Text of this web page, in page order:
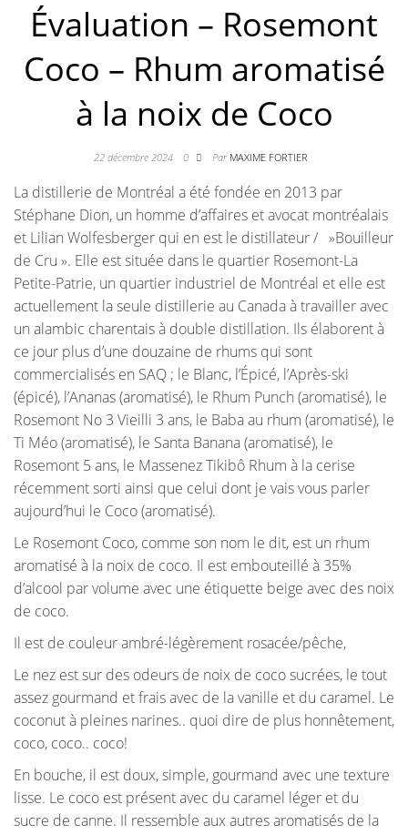
Évaluation – Rosemont
Coco – Rhum aromatisé
à la noix de Coco
22 décembre 2024 0 Par MAXIME FORTIER
La distillerie de Montréal a été fondée en 2013 par
Stéphane Dion, un homme d’affaires et avocat montréalais
et Lilian Wolfesberger qui en est le distillateur / »Bouilleur
de Cru ». Elle est située dans le quartier Rosemont-La
Petite-Patrie, un quartier industriel de Montréal et elle est
actuellement la seule distillerie au Canada à travailler avec
un alambic charentais à double distillation. Ils élaborent à
ce jour plus d’une douzaine de rhums qui sont
commercialisés en SAQ ; le Blanc, l’Épicé, l’Après-ski
(épicé), l’Ananas (aromatisé), le Rhum Punch (aromatisé), le
Rosemont No 3 Vieilli 3 ans, le Baba au rhum (aromatisé), le
Ti Méo (aromatisé), le Santa Banana (aromatisé), le
Rosemont 5 ans, le Massenez Tikibô Rhum à la cerise
récemment sorti ainsi que celui dont je vais vous parler
aujourd’hui le Coco (aromatisé).
Le Rosemont Coco, comme son nom le dit, est un rhum
aromatisé à la noix de coco. Il est embouteillé à 35%
d’alcool par volume avec une étiquette beige avec des noix
de coco.
Il est de couleur ambré-légèrement rosacée/pêche,
Le nez est sur des odeurs de noix de coco sucrées, le tout
assez gourmand et frais avec de la vanille et du caramel. Le
coconut à pleines narines.. quoi dire de plus honnêtement,
coco, coco.. coco!
En bouche, il est doux, simple, gourmand avec une texture
lisse. Le coco est présent avec du caramel léger et du
sucre de canne. Il ressemble aux autres aromatisés de la